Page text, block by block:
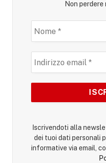
Non
Iscrivendoti alla
dei tuoi dati personali
informative via email,